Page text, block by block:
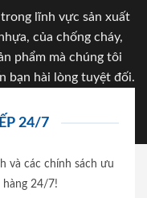
lĩnh vực sản xuất
của chống cháy,
phẩm mà chúng tôi
bạn hài lòng tuyệt đối.
24/7
và các chính sách ưu
hàng 24/7!